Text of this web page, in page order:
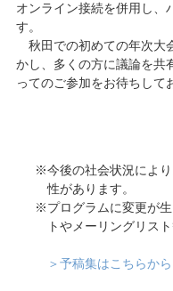
オンライン接続を併用し、
す。
秋田での初めての年次大
かし、多くの方に議論を共
ってのご参加をお待ちして
今後の社会状況によ
性があります。
プログラムに変更が
トやメーリングリス
＞予稿集はこちらか